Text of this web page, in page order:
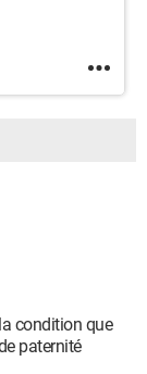
condition que
paternité